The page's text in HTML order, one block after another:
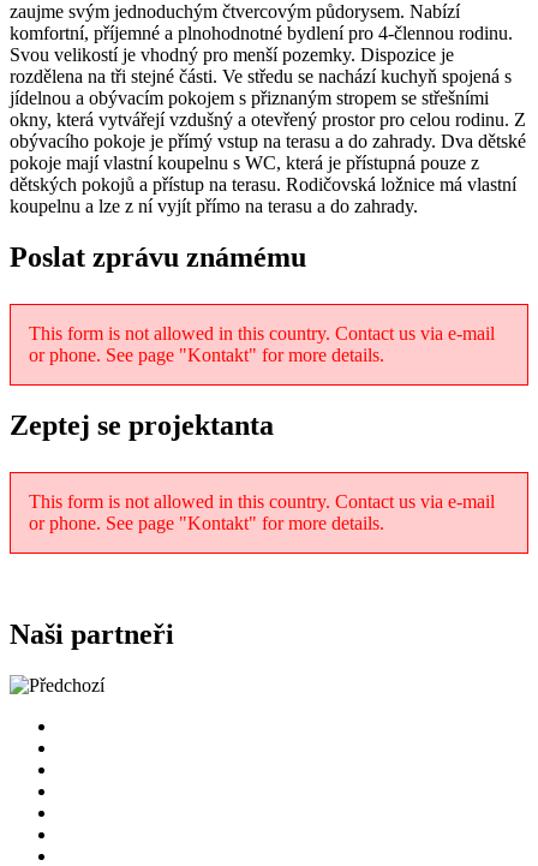
zaujme svým jednoduchým čtvercovým půdorysem. Nabízí
komfortní, příjemné a plnohodnotné bydlení pro 4-člennou rodinu.
Svou velikostí je vhodný pro menší pozemky. Dispozice je
rozdělena na tři stejné části. Ve středu se nachází kuchyň spojená s
jídelnou a obývacím pokojem s přiznaným stropem se střešními
okny, která vytvářejí vzdušný a otevřený prostor pro celou rodinu. Z
obývacího pokoje je přímý vstup na terasu a do zahrady. Dva dětské
pokoje mají vlastní koupelnu s WC, která je přístupná pouze z
dětských pokojů a přístup na terasu. Rodičovská ložnice má vlastní
koupelnu a lze z ní vyjít přímo na terasu a do zahrady.
Poslat zprávu známému
This form is not allowed in this country. Contact us via e-mail
or phone. See page "Kontakt" for more details.
Zeptej se projektanta
This form is not allowed in this country. Contact us via e-mail
or phone. See page "Kontakt" for more details.
Naši partneři